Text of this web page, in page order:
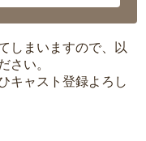
しまいますので、以
さい。
キャスト登録よろし